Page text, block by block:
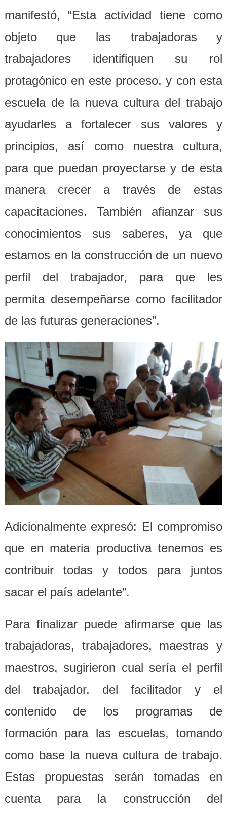
manifestó, “Esta actividad tiene como
objeto que las trabajadoras y
trabajadores identifiquen su rol
protagónico en este proceso, y con esta
escuela de la nueva cultura del trabajo
ayudarles a fortalecer sus valores y
principios, así como nuestra cultura,
para que puedan proyectarse y de esta
manera crecer a través de estas
capacitaciones. También afianzar sus
conocimientos sus saberes, ya que
estamos en la construcción de un nuevo
perfil del trabajador, para que les
permita desempeñarse como facilitador
de las futuras generaciones”.
Adicionalmente expresó: El compromiso
que en materia productiva tenemos es
contribuir todas y todos para juntos
sacar el país adelante”.
Para finalizar puede afirmarse que las
trabajadoras, trabajadores, maestras y
maestros, sugirieron cual sería el perfil
del trabajador, del facilitador y el
contenido de los programas de
formación para las escuelas, tomando
como base la nueva cultura de trabajo.
Estas propuestas serán tomadas en
cuenta para la construcción del